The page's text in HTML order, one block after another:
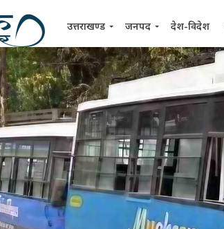
उत्तराखण्ड जनपद देश-विदेश